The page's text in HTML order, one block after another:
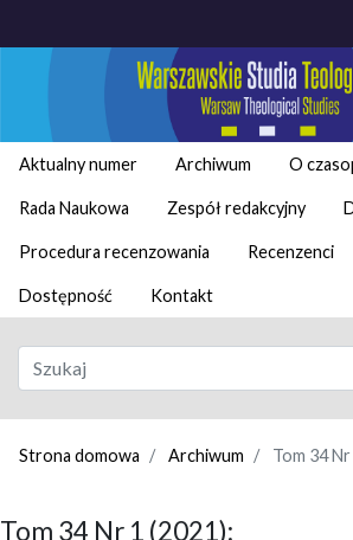
Aktualny numer Archiwum O
Rada Naukowa Zespół redakcyjny
Procedura recenzowania Recenzenci
Dostępność Kontakt
Strona domowa Archiwum Tom 34
Tom 34 Nr 1 (2021):